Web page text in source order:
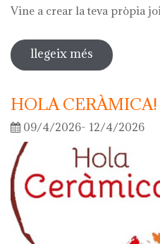
Vine a crear la teva pròpia
llegeix més sobre fes la
HOLA
09/4/2026- 12/4/2026